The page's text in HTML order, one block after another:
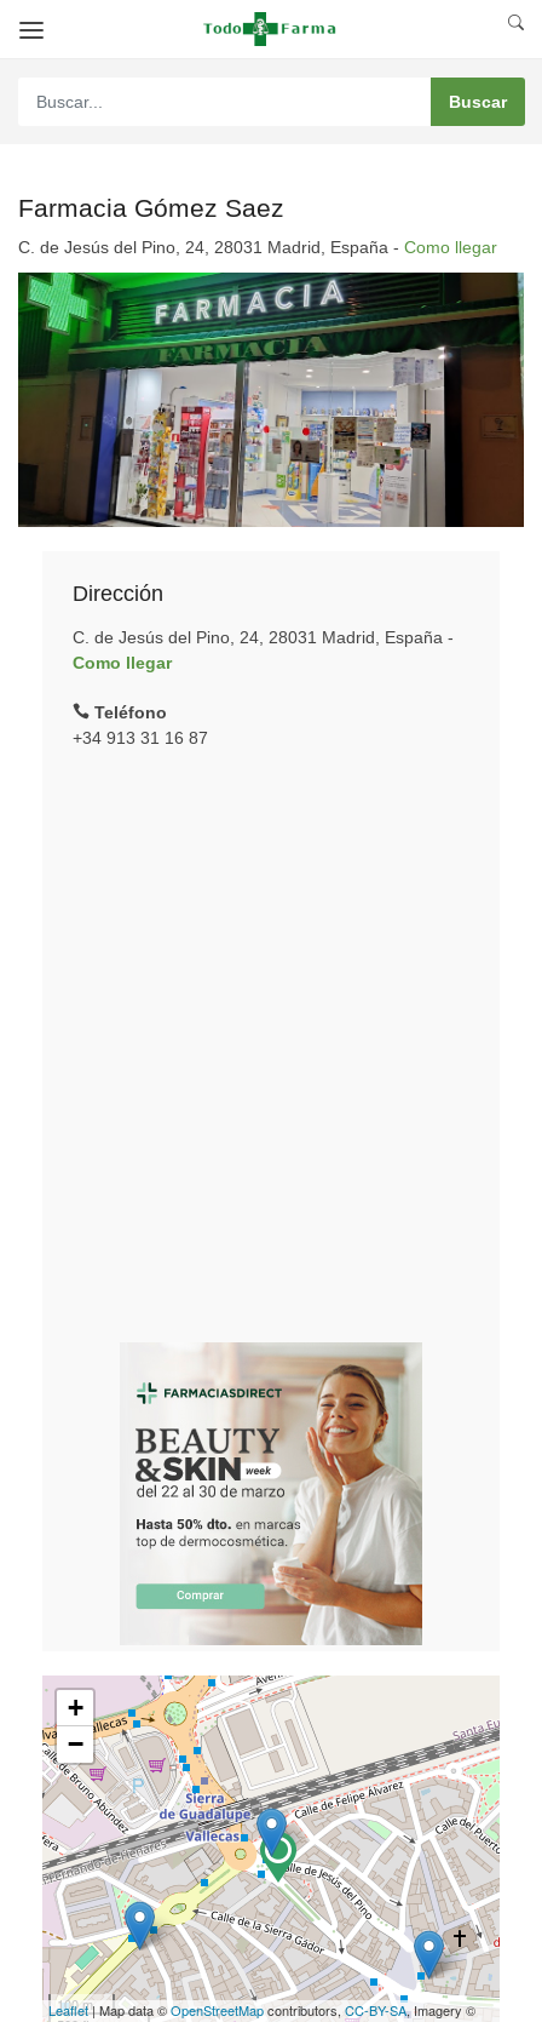
Farmacia Gómez Saez
C. de Jesús del Pino, 24, 28031 Madrid, España - Como llegar
Dirección
C. de Jesús del Pino, 24, 28031 Madrid, España -
Como llegar
Teléfono
+34 913 31 16 87
+
−
100 m
Leaflet| Map data ©OpenStreetMapcontributors, CC-BY-SA, Imagery ©